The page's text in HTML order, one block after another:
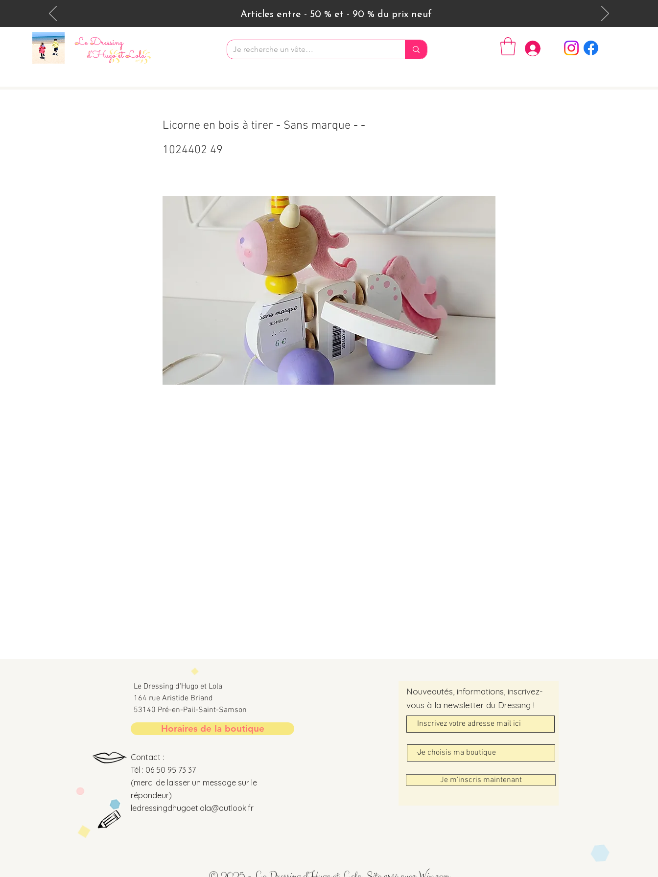
Articles entre - 50 % et - 90 % du prix neuf
Se connecter
Licorne en bois à tirer - Sans marque - -
1024402 49
Le Dressing d'Hugo et Lola
164 rue Aristide Briand
53140 Pré-en-Pail-Saint-Samson
Horaires de la boutique
Contact :
Tél : 06 50 95 73 37
(merci de laisser un message sur le
répondeur)
ledressingdhugoetlola@outlook.fr
Nouveautés, informations, inscrivez-
vous à la newsletter du Dressing !
Je m'inscris maintenant